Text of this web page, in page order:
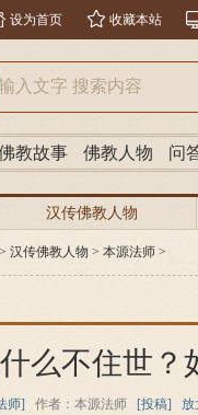
设为首页 收藏本站
教故事 佛教人物 问
汉传佛教人物
> 汉传佛教人物 > 本源法师 >
么不住世？
师] 作者：本源法师 [投稿] 放